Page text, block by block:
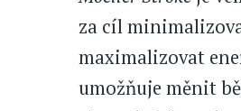
za cíl
maximalizovat
umožňuje měnit